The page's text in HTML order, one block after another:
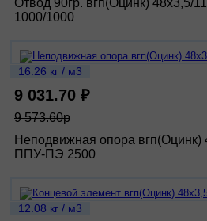
Отвод 90гр. вгп(Оцинк) 48х3,5/
1000/1000
16.26 кг / м3
9 031.70 ₽
9 573.60р
Неподвижная опора вгп(Оцинк)
ППУ-ПЭ 2500
12.08 кг / м3